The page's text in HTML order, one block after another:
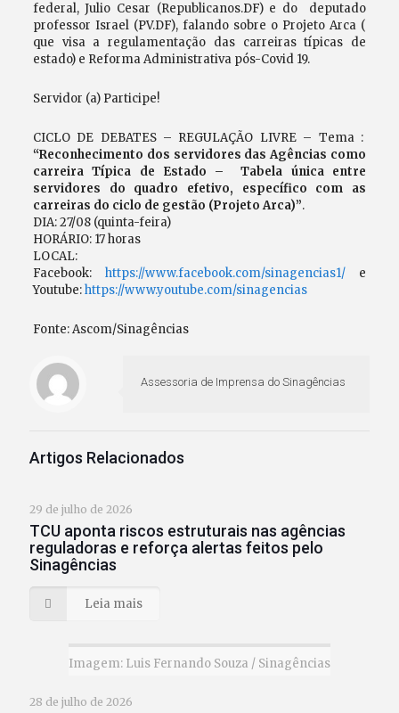
federal, Julio Cesar (Republicanos.DF) e do deputado
professor Israel (PV.DF), falando sobre o Projeto Arca (
que visa a regulamentação das carreiras típicas de
estado) e Reforma Administrativa pós-Covid 19.
Servidor (a) Participe!
CICLO DE DEBATES – REGULAÇÃO LIVRE – Tema :
“Reconhecimento dos servidores das Agências como
carreira Típica de Estado – Tabela única entre
servidores do quadro efetivo, específico com as
carreiras do ciclo de gestão (Projeto Arca)”.
DIA: 27/08 (quinta-feira)
HORÁRIO: 17 horas
LOCAL:
Facebook: https://www.facebook.com/sinagencias1/ e
Youtube:https://www.youtube.com/sinagencias
Fonte: Ascom/Sinagências
Assessoria de Imprensa do Sinagências
Artigos Relacionados
29 de julho de 2026
TCU aponta riscos estruturais nas agências
reguladoras e reforça alertas feitos pelo
Sinagências
Leia mais
Imagem: Luis Fernando Souza / Sinagências
28 de julho de 2026